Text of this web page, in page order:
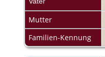
Mutter
Familien-Kennung